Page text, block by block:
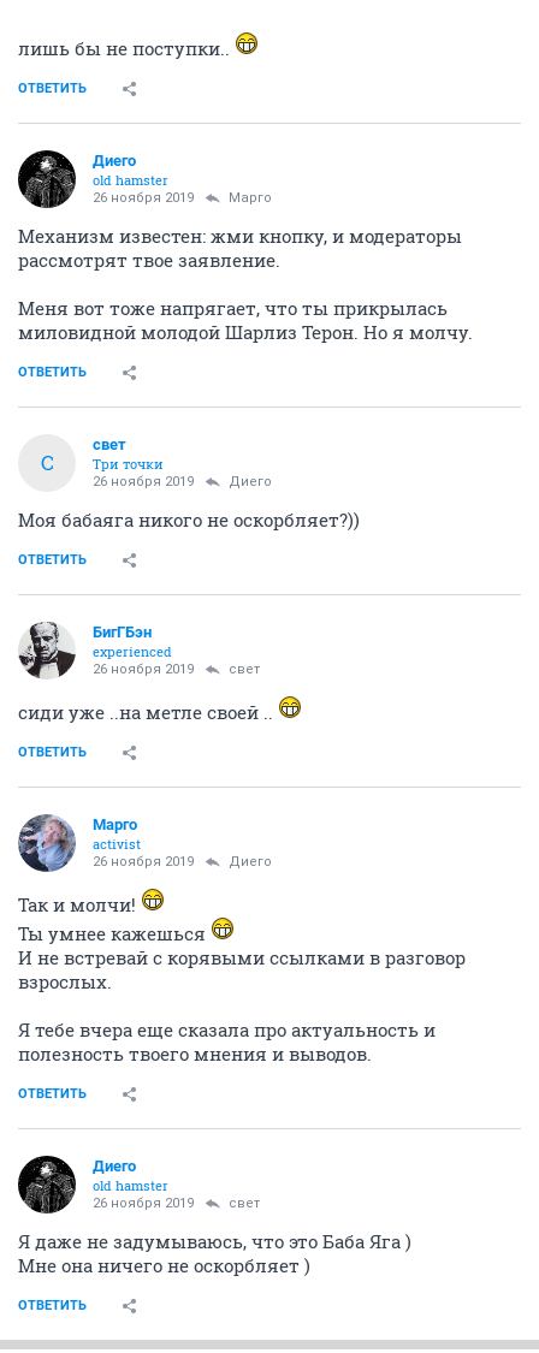
лишь бы не поступки..
ОТВЕТИТЬ
Диего
old hamster
26 ноября 2019 Mаргo
Механизм известен: жми кнопку, и модераторы
рассмотрят твое заявление.
Меня вот тоже напрягает, что ты прикрылась
миловидной молодой Шарлиз Терон. Но я молчу.
ОТВЕТИТЬ
С
свет
Три точки
26 ноября 2019 Диего
Моя бабаяга никого не оскорбляет?))
ОТВЕТИТЬ
БигГБэн
experienced
26 ноября 2019 свет
сиди уже ..на метле своей ..
ОТВЕТИТЬ
Mаргo
activist
26 ноября 2019 Диего
Так и молчи!
Ты умнее кажешься
И не встревай с корявыми ссылками в разговор
взрослых.
Я тебе вчера еще сказала про актуальность и
полезность твоего мнения и выводов.
ОТВЕТИТЬ
Диего
old hamster
26 ноября 2019 свет
Я даже не задумываюсь, что это Баба Яга )
Мне она ничего не оскорбляет )
ОТВЕТИТЬ